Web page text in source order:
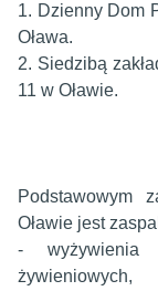
1. Dzienny Dom
Oława.
2. Siedzibą
11 w Oławie.
Podstawowym
Oławie jest
- wyżywienia